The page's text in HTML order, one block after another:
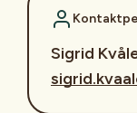
Sigrid